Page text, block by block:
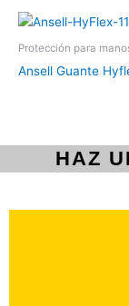
Protección para
Ansell Guante
HAZ